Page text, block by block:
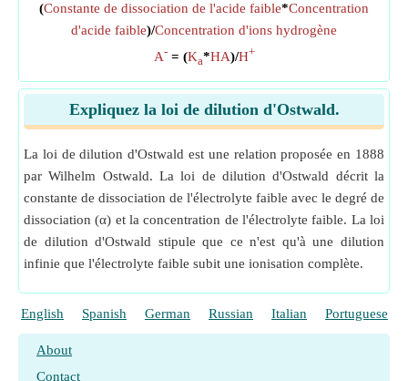
(Constante de dissociation de l'acide faible*Concentration
d'acide faible)/Concentration d'ions hydrogène
A-= (Ka*HA)/H+
Expliquez la loi de dilution d'Ostwald.
La loi de dilution d'Ostwald est une relation proposée en 1888
par Wilhelm Ostwald. La loi de dilution d'Ostwald décrit la
constante de dissociation de l'électrolyte faible avec le degré de
dissociation (α) et la concentration de l'électrolyte faible. La loi
de dilution d'Ostwald stipule que ce n'est qu'à une dilution
infinie que l'électrolyte faible subit une ionisation complète.
English Spanish German Russian Italian Portuguese
About
Contact